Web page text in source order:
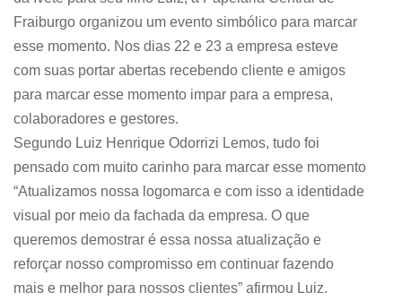
Fraiburgo organizou um evento simbólico para marcar
esse momento. Nos dias 22 e 23 a empresa esteve
com suas portar abertas recebendo cliente e amigos
para marcar esse momento impar para a empresa,
colaboradores e gestores.
Segundo Luiz Henrique Odorrizi Lemos, tudo foi
pensado com muito carinho para marcar esse momento
“Atualizamos nossa logomarca e com isso a identidade
visual por meio da fachada da empresa. O que
queremos demostrar é essa nossa atualização e
reforçar nosso compromisso em continuar fazendo
mais e melhor para nossos clientes” afirmou Luiz.